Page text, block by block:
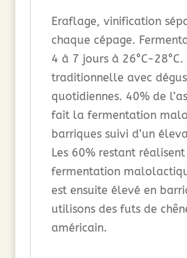
Eraflage, vinification
chaque cépage.
4 à 7 jours à 26°C-
traditionnelle avec
quotidiennes. 40% de
fait la fermentation
barriques suivi d’un
Les 60% restant
fermentation
est ensuite élevé en
utilisons des futs de
américain.